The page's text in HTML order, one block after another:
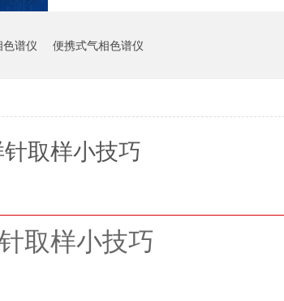
谱仪 便携式气相色谱仪
取样小技巧
取样小技巧